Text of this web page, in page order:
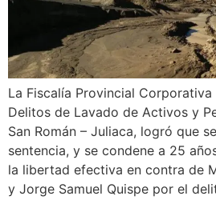
La Fiscalía Provincial
Delitos de Lavado de Activos y
San Román – Juliaca, logró que
sentencia, y se condene a 25
la libertad efectiva en contra de
y Jorge Samuel Quispe por el